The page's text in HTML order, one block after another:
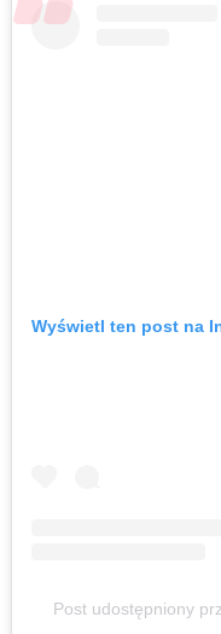
Wyświetl ten post na
Post udostępniony